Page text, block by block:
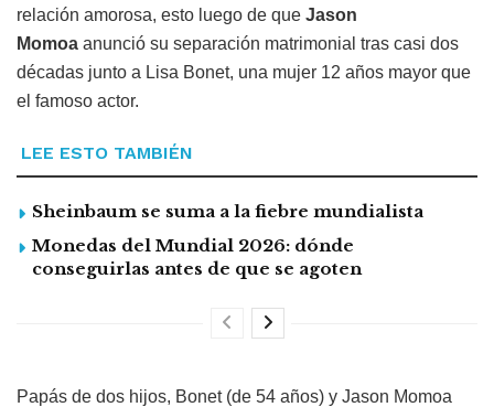
relación amorosa, esto luego de que Jason
Momoa anunció su separación matrimonial tras casi dos
décadas junto a Lisa Bonet, una mujer 12 años mayor que
el famoso actor.
LEE ESTO TAMBIÉN
Sheinbaum se suma a la fiebre mundialista
Monedas del Mundial 2026: dónde
conseguirlas antes de que se agoten
Papás de dos hijos, Bonet (de 54 años) y Jason Momoa